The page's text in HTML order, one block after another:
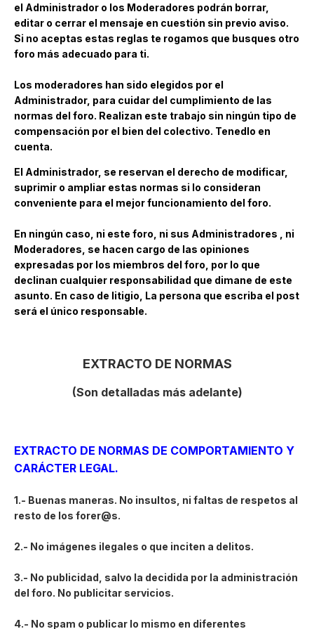
el Administrador o los Moderadores podrán borrar,
editar o cerrar el mensaje en cuestión sin previo aviso.
Si no aceptas estas reglas te rogamos que busques otro
foro más adecuado para ti.
Los moderadores han sido elegidos por el
Administrador, para cuidar del cumplimiento de las
normas del foro. Realizan este trabajo sin ningún tipo de
compensación por el bien del colectivo. Tenedlo en
cuenta.
El Administrador, se reservan el derecho de modificar,
suprimir o ampliar estas normas si lo consideran
conveniente para el mejor funcionamiento del foro.
En ningún caso, ni este foro, ni sus Administradores , ni
Moderadores, se hacen cargo de las opiniones
expresadas por los miembros del foro, por lo que
declinan cualquier responsabilidad que dimane de este
asunto. En caso de litigio, La persona que escriba el post
será el único responsable.
EXTRACTO DE NORMAS
(Son detalladas más adelante)
EXTRACTO DE NORMAS DE COMPORTAMIENTO Y
CARÁCTER LEGAL.
1.- Buenas maneras. No insultos, ni faltas de respetos al
resto de los forer@s.
2.- No imágenes ilegales o que inciten a delitos.
3.- No publicidad, salvo la decidida por la administración
del foro. No publicitar servicios.
4.- No spam o publicar lo mismo en diferentes